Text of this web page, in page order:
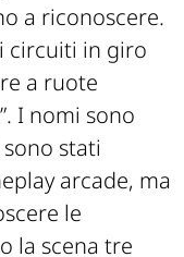
a riconoscere.
circuiti in giro
a ruote
I nomi sono
stati
arcade, ma
le
la scena tre